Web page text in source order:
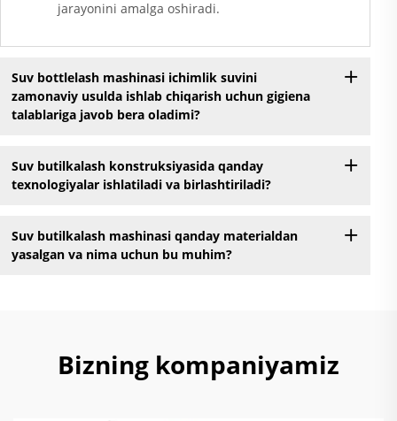
jarayonini amalga oshiradi.
Suv bottlelash mashinasi ichimlik suvini
zamonaviy usulda ishlab chiqarish uchun gigiena
talablariga javob bera oladimi?
Suv butilkalash konstruksiyasida qanday
texnologiyalar ishlatiladi va birlashtiriladi?
Suv butilkalash mashinasi qanday materialdan
yasalgan va nima uchun bu muhim?
Bizning kompaniyamiz